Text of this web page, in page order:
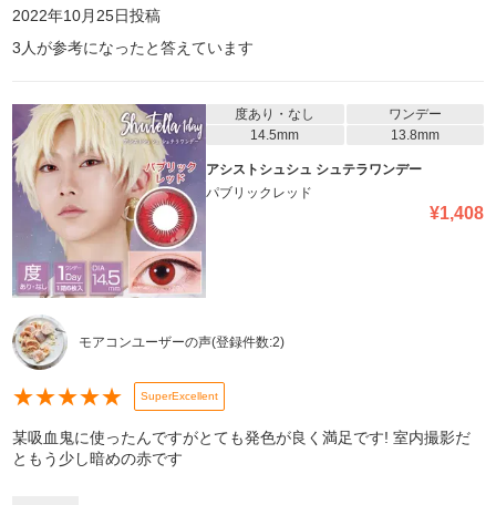
2022年10月25日投稿
3 人が参考になったと答えています
度あり・なし
ワンデー
14.5mm
13.8mm
アシストシュシュ シュテラワンデー
パブリックレッド
¥1,408
モアコンユーザーの声(登録件数:2)
★★★★★ SuperExcellent
某吸血鬼に使ったんですがとても発色が良く満足です! 室内撮影だ
ともう少し暗めの赤です